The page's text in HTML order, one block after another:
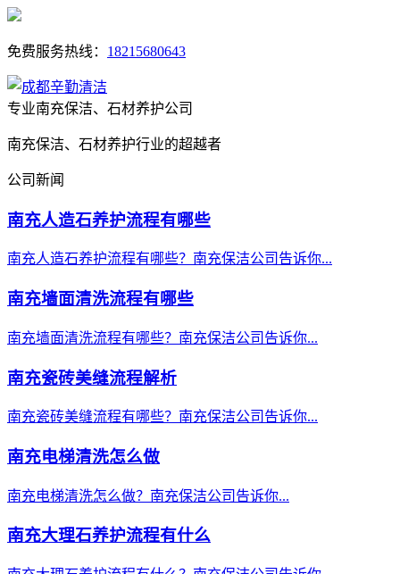
免费服务热线： 18215680643
专业南充保洁、石材养护公司
南充保洁、石材养护行业的超越者
公司新闻
南充人造石养护流程有哪些
南充人造石养护流程有哪些？南充保洁公司告诉你...
南充墙面清洗流程有哪些
南充墙面清洗流程有哪些？南充保洁公司告诉你...
南充瓷砖美缝流程解析
南充瓷砖美缝流程有哪些？南充保洁公司告诉你...
南充电梯清洗怎么做
南充电梯清洗怎么做？南充保洁公司告诉你...
南充大理石养护流程有什么